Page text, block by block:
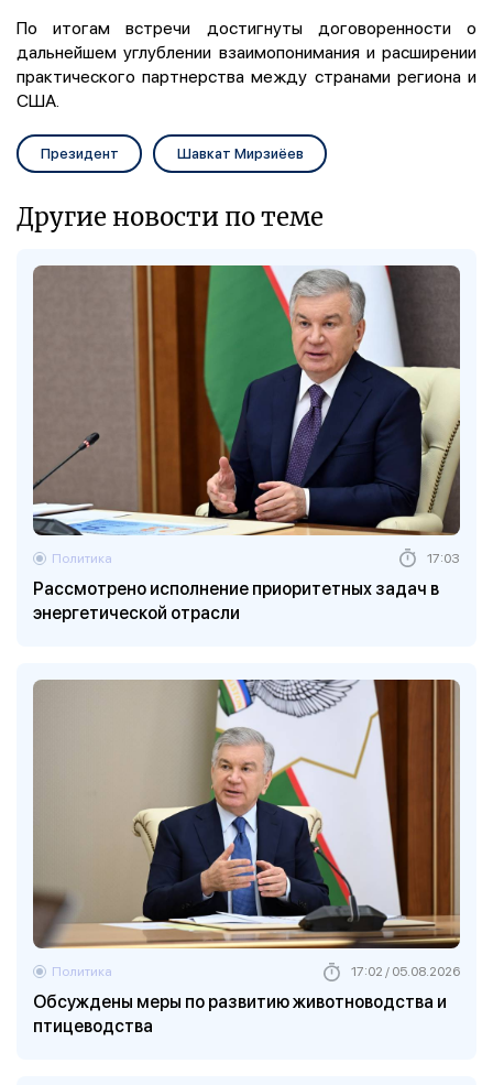
По итогам встречи достигнуты договоренности о
дальнейшем углублении взаимопонимания и расширении
практического партнерства между странами региона и
США.
Президент Шавкат Мирзиёев
Другие новости по теме
Рассмотрено исполнение приоритетных задач в
энергетической отрасли
Политика 17:03
Обсуждены меры по развитию животноводства и
птицеводства
Политика 17:02 / 05.08.2026